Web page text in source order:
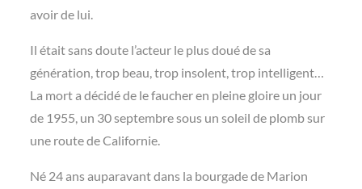
avoir de lui.
Il était sans doute l’acteur le plus doué de sa
génération, trop beau, trop insolent, trop intelligent…
La mort a décidé de le faucher en pleine gloire un jour
de 1955, un 30 septembre sous un soleil de plomb sur
une route de Californie.
Né 24 ans auparavant dans la bourgade de Marion